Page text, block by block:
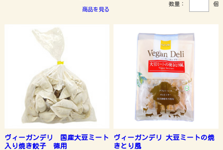
商品を見る
数量： 個
ヴィーガンデリ 国産大豆ミート
入り焼き餃子 徳用
ヴィーガンデリ 大豆ミートの焼
きとり風